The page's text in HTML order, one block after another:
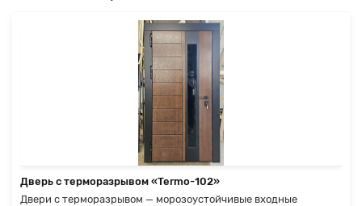
Дверь с терморазрывом «Termo-102»
Двери с терморазрывом — морозоустойчивые входные